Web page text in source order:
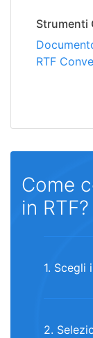
Strumenti
RTF
Come
in RTF?
1. Scegli
2.